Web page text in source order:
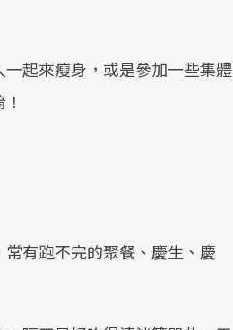
起來瘦身，或是參加一些集體
有跑不完的聚餐、慶生、慶